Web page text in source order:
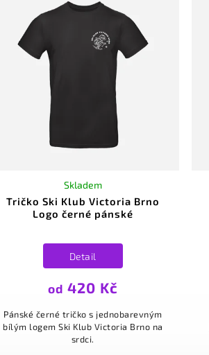
Tričko Ski Klub Victoria Brno
Logo černé pánské
Skladem
od 420 Kč
Detail
Pánské černé tričko s jednobarevným
bílým logem Ski Klub Victoria Brno na
srdci.